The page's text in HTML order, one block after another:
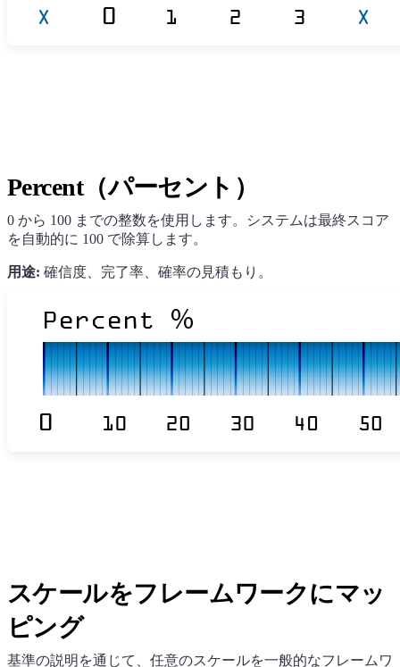
Percent（パーセント）
0 から 100 までの整数を使用します。システムは最終スコア
を自動的に 100 で除算します。
用途: 確信度、完了率、確率の見積もり。
スケールをフレームワークにマッ
ピング
基準の説明を通じて、任意のスケールを一般的なフレームワ